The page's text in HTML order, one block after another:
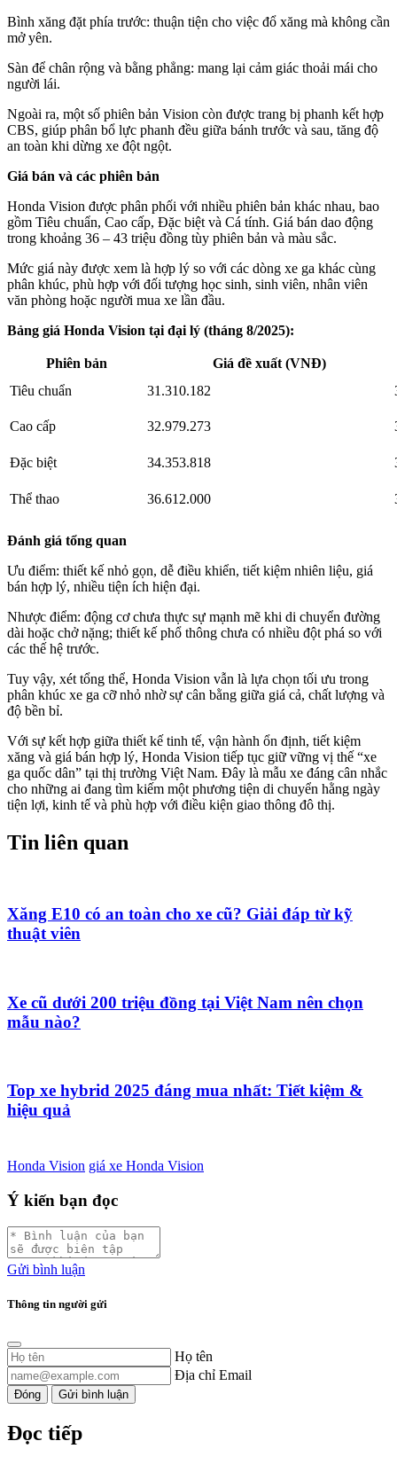
Bình xăng đặt phía trước: thuận tiện cho việc đổ xăng mà không cần
mở yên.
Sàn để chân rộng và bằng phẳng: mang lại cảm giác thoải mái cho
người lái.
Ngoài ra, một số phiên bản Vision còn được trang bị phanh kết hợp
CBS, giúp phân bổ lực phanh đều giữa bánh trước và sau, tăng độ
an toàn khi dừng xe đột ngột.
Giá bán và các phiên bản
Honda Vision được phân phối với nhiều phiên bản khác nhau, bao
gồm Tiêu chuẩn, Cao cấp, Đặc biệt và Cá tính. Giá bán dao động
trong khoảng 36 – 43 triệu đồng tùy phiên bản và màu sắc.
Mức giá này được xem là hợp lý so với các dòng xe ga khác cùng
phân khúc, phù hợp với đối tượng học sinh, sinh viên, nhân viên
văn phòng hoặc người mua xe lần đầu.
Bảng giá Honda Vision tại đại lý (tháng 8/2025):
Phiên bản
Giá đề xuất (VNĐ)
Tiêu chuẩn
31.310.182
Cao cấp 32.979.273
Đặc biệt 34.353.818
Thể thao 36.612.000
Đánh giá tổng quan
Ưu điểm: thiết kế nhỏ gọn, dễ điều khiển, tiết kiệm nhiên liệu, giá
bán hợp lý, nhiều tiện ích hiện đại.
Nhược điểm: động cơ chưa thực sự mạnh mẽ khi di chuyển đường
dài hoặc chở nặng; thiết kế phổ thông chưa có nhiều đột phá so với
các thế hệ trước.
Tuy vậy, xét tổng thể, Honda Vision vẫn là lựa chọn tối ưu trong
phân khúc xe ga cỡ nhỏ nhờ sự cân bằng giữa giá cả, chất lượng và
độ bền bỉ.
Với sự kết hợp giữa thiết kế tinh tế, vận hành ổn định, tiết kiệm
xăng và giá bán hợp lý, Honda Vision tiếp tục giữ vững vị thế “xe
ga quốc dân” tại thị trường Việt Nam. Đây là mẫu xe đáng cân nhắc
cho những ai đang tìm kiếm một phương tiện di chuyển hằng ngày
tiện lợi, kinh tế và phù hợp với điều kiện giao thông đô thị.
Tin liên quan
Xăng E10 có an toàn cho xe cũ? Giải đáp từ kỹ
thuật viên
Xe cũ dưới 200 triệu đồng tại Việt Nam nên chọn
mẫu nào?
Top xe hybrid 2025 đáng mua nhất: Tiết kiệm &
hiệu quả
Honda Vision giá xe Honda Vision
Ý kiến bạn đọc
Gửi bình luận
Thông tin người gửi
Họ tên
Địa chỉ Email
Đóng Gửi bình luận
Đọc tiếp